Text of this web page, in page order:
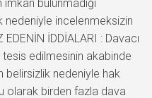
bulunmadığı
nedeniyle incelenmeksizin
İDDİALARI : Davacı
edilmesinin akabinde
nedeniyle hak
olarak birden fazla dava